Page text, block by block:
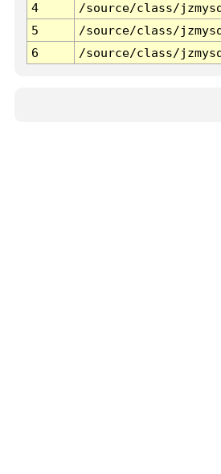
4
/source/class/
5
/source/class/
6
/source/class/